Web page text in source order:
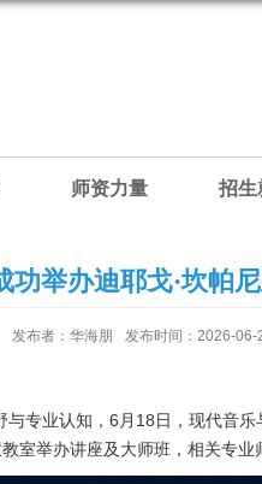
师资力量 招生
功举办迪耶戈·坎帕
发布者：华海朋 发布时间：2026-06-
专业认知，6月18日，现代音
室举办讲座及大师班，相关专业